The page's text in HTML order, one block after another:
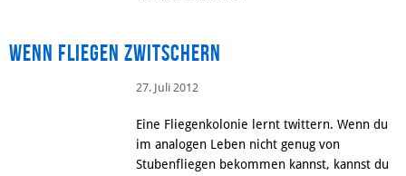
Wenn fliegen zwitschern
27. Juli 2012
Eine Fliegenkolonie lernt twittern. Wenn du
im analogen Leben nicht genug von
Stubenfliegen bekommen kannst, kannst du